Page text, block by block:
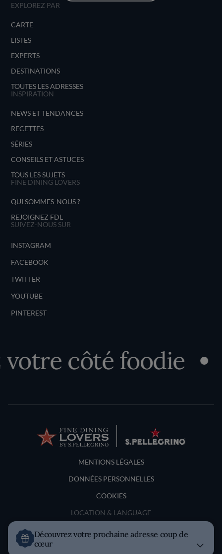
EXPLOREZ PAR
CARTE
LISTES
EXPERTS
DESTINATIONS
TOUTES LES ADRESSES
INSPIRATION
NEWS ET TENDANCES
RECETTES
SÉRIES
CONSEILS ET ASTUCES
TOUS LES SUJETS
FINE DINING LOVERS
QUI SOMMES-NOUS ?
REJOIGNEZ FDL
SUIVEZ-NOUS SUR
INSTAGRAM
FACEBOOK
TWITTER
YOUTUBE
PINTEREST
côté foodie
Terms and Conditions
MENTIONS LÉGALES
DONNÉES PERSONNELLES
COOKIES
LOCATION & LANGUAGE
France
Découvrez votre prochaine adresse coup de
cœur